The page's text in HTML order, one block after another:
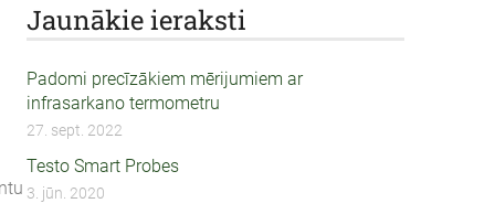
Jaunākie ieraksti
Padomi precīzākiem mērijumiem ar
infrasarkano termometru
27. sept. 2022
Testo Smart Probes
3. jūn. 2020